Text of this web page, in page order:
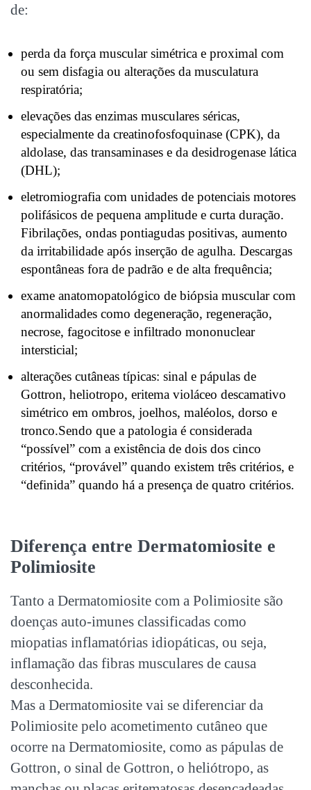
de:
perda da força muscular simétrica e proximal com
ou sem disfagia ou alterações da musculatura
respiratória;
elevações das enzimas musculares séricas,
especialmente da creatinofosfoquinase (CPK), da
aldolase, das transaminases e da desidrogenase lática
(DHL);
eletromiografia com unidades de potenciais motores
polifásicos de pequena amplitude e curta duração.
Fibrilações, ondas pontiagudas positivas, aumento
da irritabilidade após inserção de agulha. Descargas
espontâneas fora de padrão e de alta frequência;
exame anatomopatológico de biópsia muscular com
anormalidades como degeneração, regeneração,
necrose, fagocitose e infiltrado mononuclear
intersticial;
alterações cutâneas típicas: sinal e pápulas de
Gottron, heliotropo, eritema violáceo descamativo
simétrico em ombros, joelhos, maléolos, dorso e
tronco.Sendo que a patologia é considerada
“possível” com a existência de dois dos cinco
critérios, “provável” quando existem três critérios, e
“definida” quando há a presença de quatro critérios.
Diferença entre Dermatomiosite e
Polimiosite
Tanto a Dermatomiosite com a Polimiosite são
doenças auto-imunes classificadas como
miopatias inflamatórias idiopáticas, ou seja,
inflamação das fibras musculares de causa
desconhecida.
Mas a Dermatomiosite vai se diferenciar da
Polimiosite pelo acometimento cutâneo que
ocorre na Dermatomiosite, como as pápulas de
Gottron, o sinal de Gottron, o heliótropo, as